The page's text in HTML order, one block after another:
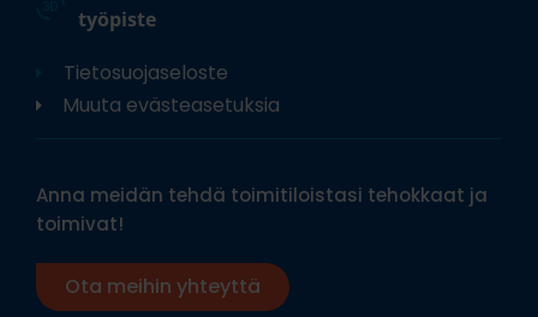
työpiste
Tietosuojaseloste
Muuta evästeasetuksia
Anna meidän tehdä toimitiloistasi tehokkaat ja
toimivat!
Ota meihin yhteyttä